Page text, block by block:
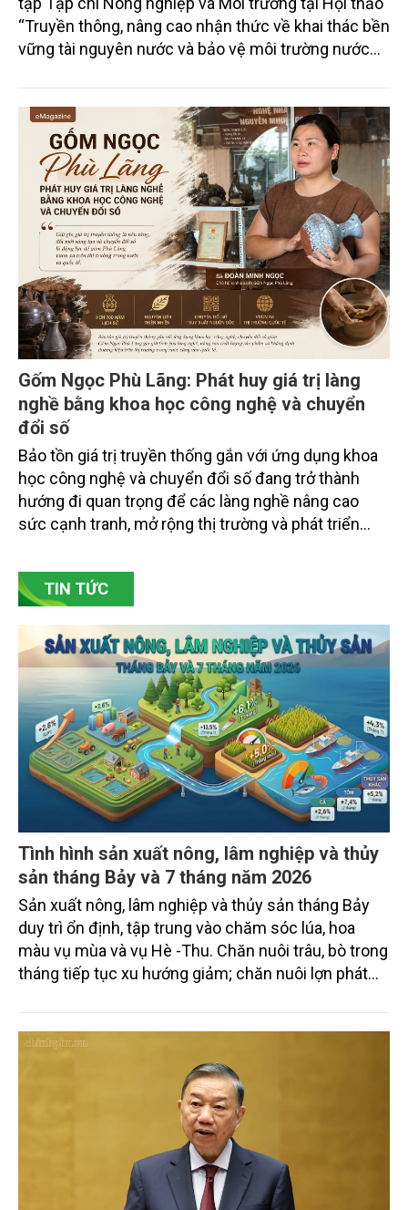
“Truyền thông, nâng cao nhận thức về khai thác bền
vững tài nguyên nước và bảo vệ môi trường nước
trường phối hợp với Sở Nông nghiệp và Môi trường
tỉnh Lai Châu tổ chức ngày 10/7/2026. Hội thảo thu
hút sự tham gia của hơn 100 đại biểu là lãnh đạo
các đơn vị thuộc Bộ Nông nghiệp và Môi trường,
chuyên gia, nhà khoa học, Sở Nông nghiệp và Môi
trường tỉnh Lai Châu và đại diện các cơ quan đơn vị
doanh nghiệp ở các tỉnh miền núi phía Bắc.
Gốm Ngọc Phù Lãng: Phát huy giá trị làng
nghề bằng khoa học công nghệ và chuyển
đổi số
Bảo tồn giá trị truyền thống gắn với ứng dụng khoa
học công nghệ và chuyển đổi số đang trở thành
hướng đi quan trọng để các làng nghề nâng cao
sức cạnh tranh, mở rộng thị trường và phát triển
Bắc Ninh, nhiều nghệ nhân và cơ sở sản xuất đã
chủ động đổi mới tư duy, đầu tư công nghệ, xây
TIN TỨC
Tình hình sản xuất nông, lâm nghiệp và thủy
sản tháng Bảy và 7 tháng năm 2026
Sản xuất nông, lâm nghiệp và thủy sản tháng Bảy
duy trì ổn định, tập trung vào chăm sóc lúa, hoa
màu vụ mùa và vụ Hè -Thu. Chăn nuôi trâu, bò trong
tháng tiếp tục xu hướng giảm; chăn nuôi lợn phát
trưởng khá. Diện tích rừng trồng mới và sản lượng
thủy sản đều tăng nhẹ.